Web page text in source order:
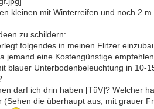
kleinen mit Winterreifen und noch 2
zu schildern:
folgendes in meinen Flitzer
jemand eine Kostengünstige
blauer Unterbodenbeleuchtung in 10-
darf ich drin haben [TüV]? Welcher
(Sehen die überhaupt aus, mit grauer